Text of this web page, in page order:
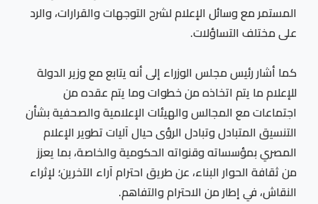
المستمر مع وسائل الإعلام لشرح التوجهات والقرارات، والرد
على مختلف التساؤلات.
كما أشار رئيس مجلس الوزراء إلى أنه يتابع مع وزير الدولة
للإعلام ما يتم اتخاذه من خطوات وما يتم عقده من
اجتماعات مع المجالس والهيئات الإعلامية والصحفية بشأن
التنسيق المتبادل وتبادل الرؤى حيال آليات تطوير الإعلام
المصري بمؤسساته وقنواته الحكومية والخاصة، بما يعزز
من ثقافة الحوار البناء، عن طريق احترام آراء الآخرين؛ لإثراء
النقاش، في إطار من الاحترام والتفاهم.